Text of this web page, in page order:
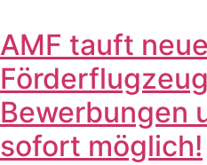
AMF tauft
Bewerbungen
sofort möglich!